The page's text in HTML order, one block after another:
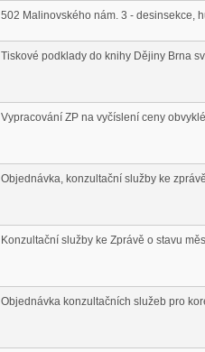
502 Malinovského nám. 3 - desinsekce,
Tiskové podklady do knihy Dějiny Brna
Vypracování ZP na vyčíslení ceny
Objednávka, konzultační služby ke
Konzultační služby ke Zprávě o stavu
Objednávka konzultačních služeb pro